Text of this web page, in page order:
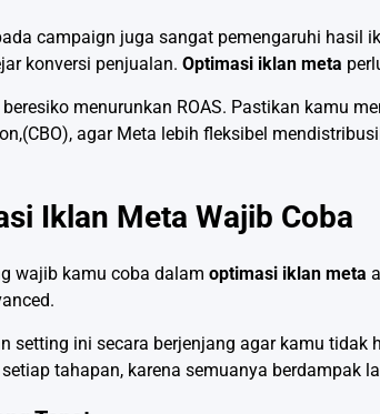
campaign juga sangat pemengaruhi
konversi penjualan. Optimasi iklan meta
menurunkan ROAS. Pastikan kamu
agar Meta lebih fleksibel
Iklan Meta Wajib Coba
wajib kamu coba dalam optimasi iklan meta
setting ini secara berjenjang agar kamu
tahapan, karena semuanya berdampak